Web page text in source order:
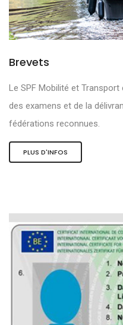
Brevets
Le SPF Mobilité et
des examens et de la
fédérations reconnues.
PLUS D'INFOS